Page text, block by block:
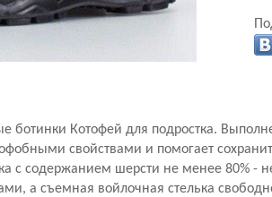
ботинки Котофей для подростка.
свойствами и помогает
с содержанием шерсти не менее 80% -
а съемная войлочная стелька